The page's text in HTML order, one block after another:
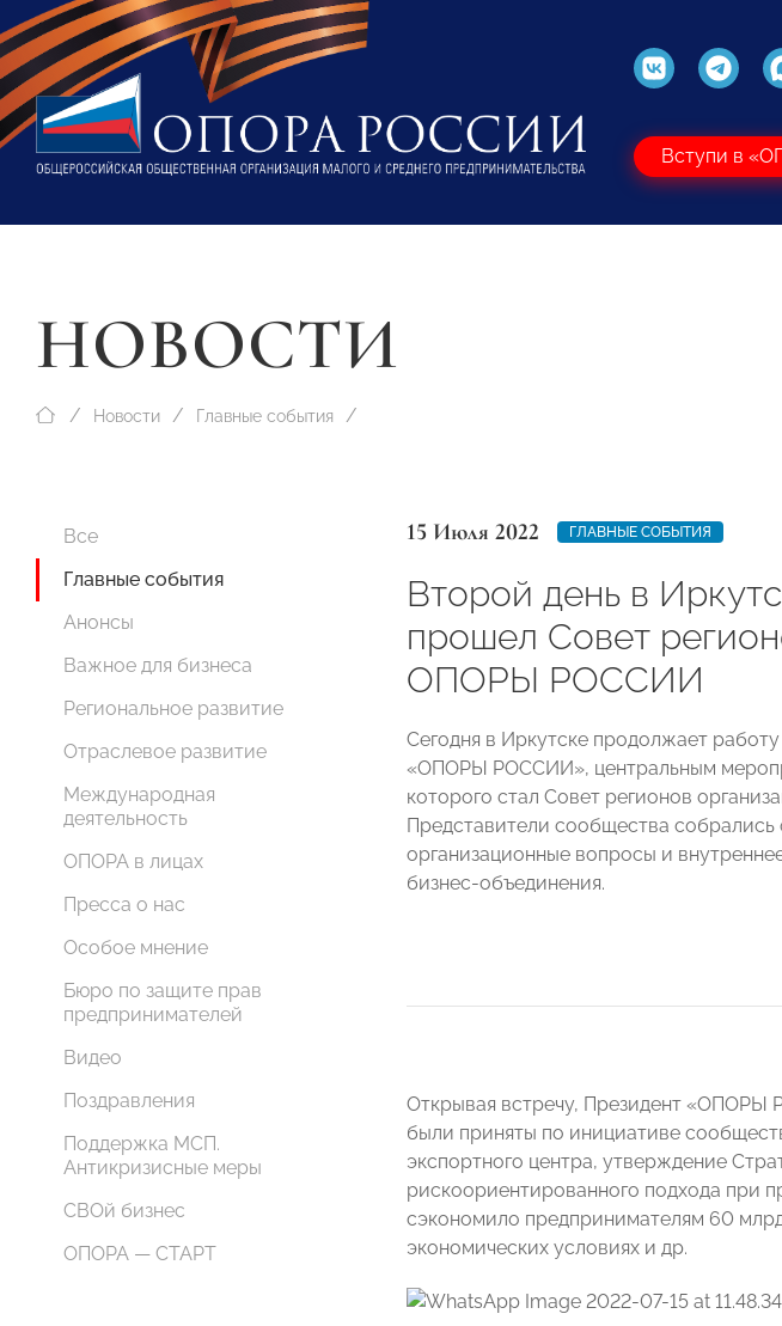
Вступи в
НОВОСТИ
Новости Главные события
Все
Главные события
Анонсы
Важное для бизнеса
Региональное развитие
Отраслевое развитие
Международная
деятельность
ОПОРА в лицах
Пресса о нас
Особое мнение
Бюро по защите прав
предпринимателей
Видео
Поздравления
Поддержка МСП.
Антикризисные меры
СВОй бизнес
ОПОРА — СТАРТ
15 Июля 2022 ГЛАВНЫЕ СОБЫТИЯ
Второй день в
прошел Совет
ОПОРЫ РОССИИ
Сегодня в Иркутске продолжает
«ОПОРЫ РОССИИ», центральным
которого стал Совет регионов
Представители сообщества собрались
организационные вопросы и
бизнес-объединения.
Открывая встречу, Президент
были приняты по инициативе
экспортного центра, утверждение
рискоориентированного подхода при
сэкономило предпринимателям 60
экономических условиях и др.